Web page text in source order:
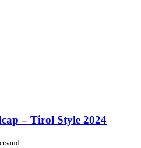
– Tirol Style 2024